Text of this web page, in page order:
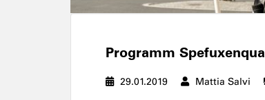
Programm
29.01.2019 Mattia Salvi